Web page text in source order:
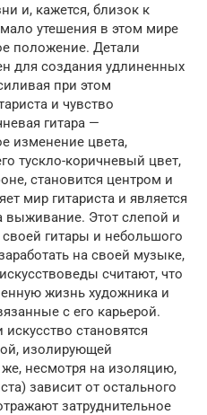
и, кажется, близок к
утешения в этом мире
положение. Детали
для создания удлиненных
при этом
и чувство
гитара —
изменение цвета,
тускло-коричневый цвет,
становится центром и
мир гитариста и является
выживание. Этот слепой и
гитары и небольшого
на своей музыке,
считают, что
жизнь художника и
с его карьерой.
становятся
изолирующей
несмотря на изоляцию,
зависит от остального
затруднительное